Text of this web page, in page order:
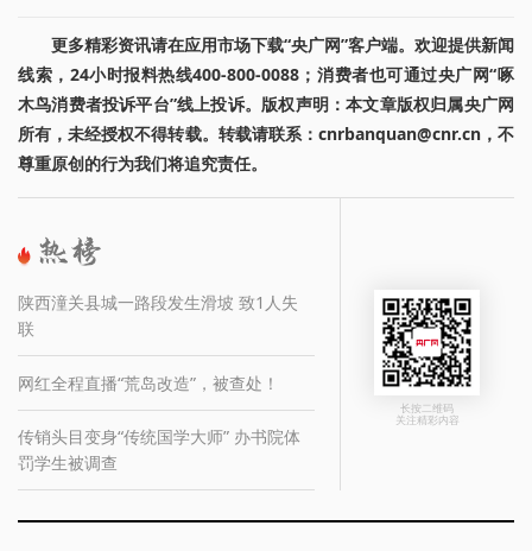
更多精彩资讯请在应用市场下载“央广网”客户端。欢迎提供新闻
线索，24小时报料热线400-800-0088；消费者也可通过央广网“啄
木鸟消费者投诉平台”线上投诉。版权声明：本文章版权归属央广网
所有，未经授权不得转载。转载请联系：cnrbanquan@cnr.cn，不
尊重原创的行为我们将追究责任。
陕西潼关县城一路段发生滑坡 致1人失
联
网红全程直播“荒岛改造”，被查处！
传销头目变身“传统国学大师” 办书院体
罚学生被调查
长按二维码
关注精彩内容